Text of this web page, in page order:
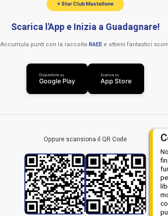
⭐ Star Club Mastellone
Scarica l'App e Inizia a Guadagnare!
Accumula punti con la raccolta RAEEe ottieni fantastici
Disponibile su
Google Play
Scarica su
App Store
Oppure scansiona il QR Code